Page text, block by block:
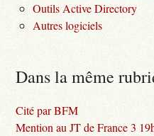
Outils Active Directory
Autres logiciels
Dans la même
Cité par BFM
Mention au JT de France 3